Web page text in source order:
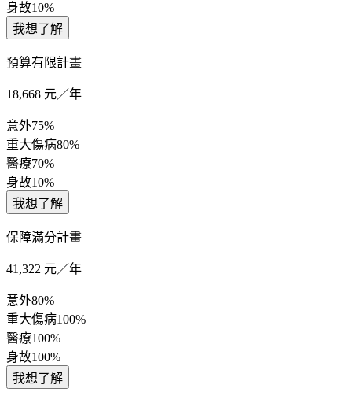
身故10%
我想了解
預算有限計畫
18,668 元／年
意外75%
重大傷病80%
醫療70%
身故10%
我想了解
保障滿分計畫
41,322 元／年
意外80%
重大傷病100%
醫療100%
身故100%
我想了解